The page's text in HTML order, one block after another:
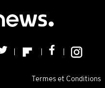
Termes et Conditions